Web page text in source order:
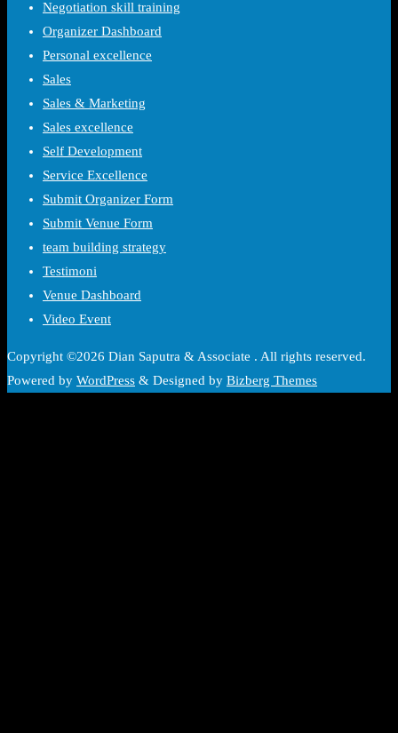
Negotiation skill training
Organizer Dashboard
Personal excellence
Sales
Sales & Marketing
Sales excellence
Self Development
Service Excellence
Submit Organizer Form
Submit Venue Form
team building strategy
Testimoni
Venue Dashboard
Video Event
Copyright ©2026 Dian Saputra & Associate . All rights reserved.
Powered by WordPress & Designed by Bizberg Themes